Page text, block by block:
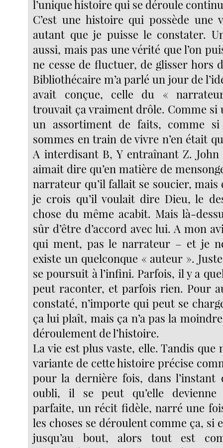
l’unique histoire qui se déroule
C’est une histoire qui possède une
autant que je puisse le constater.
aussi, mais pas une vérité que l’on
ne cesse de fluctuer, de glisser hors
Bibliothécaire m’a parlé un jour de
avait conçue, celle du «
trouvait ça vraiment drôle. Comme si
un assortiment de faits, comme
sommes en train de vivre n’en était
A interdisant B, Y entraînant Z.
aimait dire qu’en matière de
narrateur qu’il fallait se soucier, mais
je crois qu’il voulait dire Dieu, le
chose du même acabit. Mais là-
sûr d’être d’accord avec lui. A mon
qui ment, pas le narrateur – et je
existe un quelconque « auteur ».
se poursuit à l’infini. Parfois, il y a
peut raconter, et parfois rien. Pour
constaté, n’importe qui peut se
ça lui plaît, mais ça n’a pas la
déroulement de l’histoire.
La vie est plus vaste, elle. Tandis
variante de cette histoire précise
pour la dernière fois, dans l’instant
oubli, il se peut qu’elle
parfaite, un récit fidèle, narré une
les choses se déroulent comme ça, si
jusqu’au bout, alors tout est